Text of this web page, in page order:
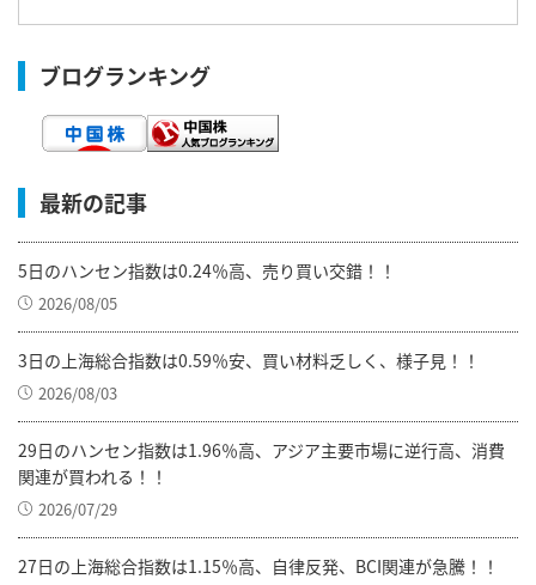
ブログランキング
最新の記事
5日のハンセン指数は0.24％高、売り買い交錯！！
2026/08/05
3日の上海総合指数は0.59％安、買い材料乏しく、様子見！！
2026/08/03
29日のハンセン指数は1.96％高、アジア主要市場に逆行高、消費
関連が買われる！！
2026/07/29
27日の上海総合指数は1.15％高、自律反発、BCI関連が急騰！！